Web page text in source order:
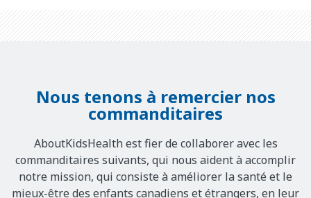
Nous tenons à remercier nos
commanditaires
AboutKidsHealth est fier de collaborer avec les
commanditaires suivants, qui nous aident à accomplir
notre mission, qui consiste à améliorer la santé et le
mieux-être des enfants canadiens et étrangers, en leur